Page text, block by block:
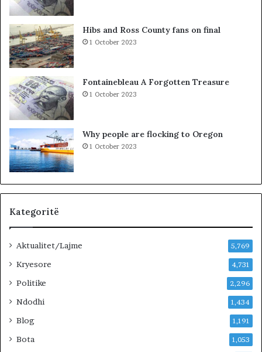
r
i
t
a
k
m
i
n
!
Hibs and Ross County fans on final
1 October 2023
Fontainebleau A Forgotten Treasure
1 October 2023
Why people are flocking to Oregon
1 October 2023
Kategoritë
Aktualitet/Lajme 5,769
Kryesore 4,731
Politike 2,296
Ndodhi 1,434
Blog 1,191
Bota 1,053